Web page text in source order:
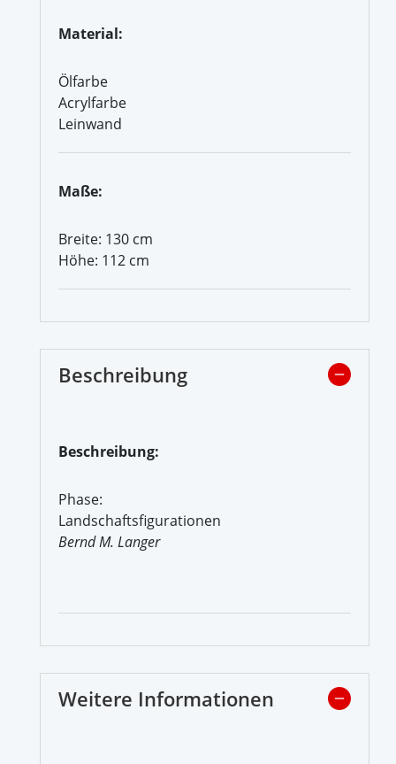
Material:
Ölfarbe
Acrylfarbe
Leinwand
Maße:
Breite: 130 cm
Höhe: 112 cm
Beschreibung
Beschreibung:
Phase:
Landschaftsfigurationen
Bernd M. Langer
Weitere Informationen